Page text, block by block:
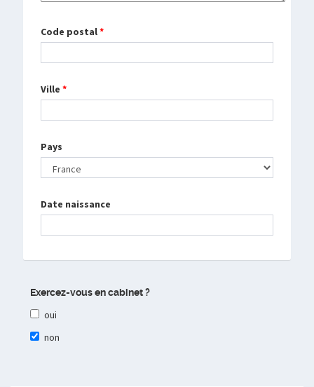
Code postal*
Ville *
Pays
Date naissance
Exercez-vous en cabinet ?
oui
non